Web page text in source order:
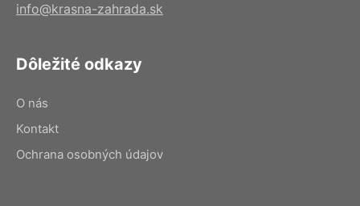
info@krasna-zahrada.sk
Dôležité odkazy
O nás
Kontakt
Ochrana osobných údajov